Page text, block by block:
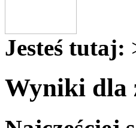
Jesteś tutaj:
Wyniki dla